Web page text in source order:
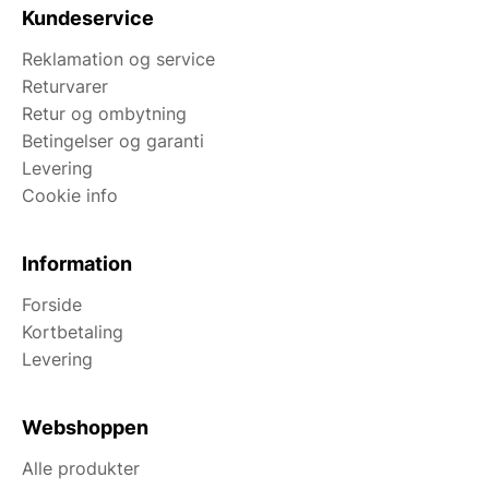
Kundeservice
Reklamation og service
Returvarer
Retur og ombytning
Betingelser og garanti
Levering
Cookie info
Information
Forside
Kortbetaling
Levering
Webshoppen
Alle produkter